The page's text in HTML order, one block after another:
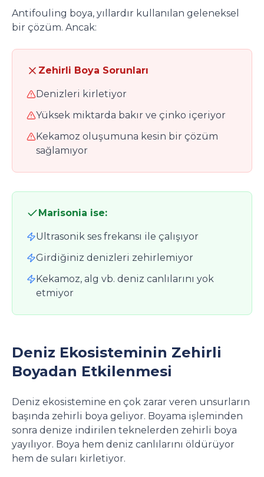
Antifouling boya, yıllardır kullanılan geleneksel
bir çözüm. Ancak:
Zehirli Boya Sorunları
Denizleri kirletiyor
Yüksek miktarda bakır ve çinko içeriyor
Kekamoz oluşumuna kesin bir çözüm
sağlamıyor
Marisonia ise:
Ultrasonik ses frekansı ile çalışıyor
Girdiğiniz denizleri zehirlemiyor
Kekamoz, alg vb. deniz canlılarını yok
etmiyor
Deniz Ekosisteminin Zehirli
Boyadan Etkilenmesi
Deniz ekosistemine en çok zarar veren unsurların
başında zehirli boya geliyor. Boyama işleminden
sonra denize indirilen teknelerden zehirli boya
yayılıyor. Boya hem deniz canlılarını öldürüyor
hem de suları kirletiyor.